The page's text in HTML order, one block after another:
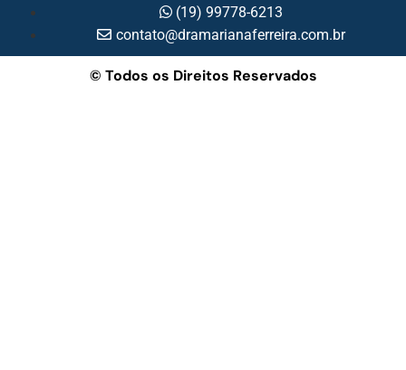
(19) 99778-6213
contato@dramarianaferreira.com.br
© Todos os Direitos Reservados